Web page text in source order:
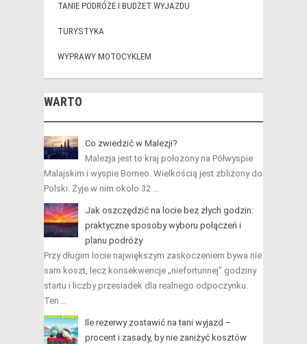
TANIE PODRÓŻE I BUDŻET WYJAZDU
TURYSTYKA
WYPRAWY MOTOCYKLEM
WARTO
Co zwiedzić w Malezji?
Malezja jest to kraj położony na Półwyspie
Malajskim i wyspie Borneo. Wielkością jest zbliżony do
Polski. Żyje w nim około 32 …
Jak oszczędzić na locie bez złych godzin:
praktyczne sposoby wyboru połączeń i
planu podróży
Przy długim locie największym zaskoczeniem bywa nie
sam koszt, lecz konsekwencje „niefortunnej” godziny
startu i liczby przesiadek dla realnego odpoczynku.
Ten …
Ile rezerwy zostawić na tani wyjazd –
procent i zasady, by nie zaniżyć kosztów